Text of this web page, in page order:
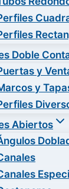
Doble
y
y
Abiertos